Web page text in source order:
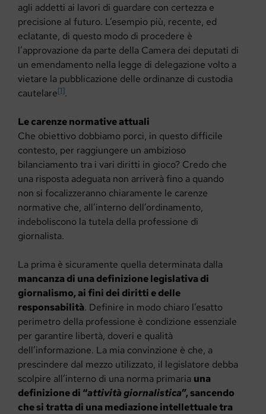
agli addetti ai lavori di guardare con certezza e
precisione al futuro. L’esempio più, recente, ed
eclatante, di questo modo di procedere è
l’approvazione da parte della Camera dei deputati di
un emendamento nella legge di delegazione volto a
vietare la pubblicazione delle ordinanze di custodia
cautelare[1].
Le carenze normative attuali
Che obiettivo dobbiamo porci, in questo difficile
contesto, per raggiungere un ambizioso
bilanciamento tra i vari diritti in gioco? Credo che
una risposta adeguata non arriverà fino a quando
non si focalizzeranno chiaramente le carenze
normative che, all’interno dell’ordinamento,
indeboliscono la tutela della professione di
giornalista.
La prima è sicuramente quella determinata dalla
mancanza di una definizione legislativa di
giornalismo, ai fini dei diritti e delle
responsabilità. Definire in modo chiaro l’esatto
perimetro della professione è condizione essenziale
per garantire libertà, doveri e qualità
dell’informazione. La mia convinzione è che, a
prescindere dal mezzo utilizzato, il legislatore debba
scolpire all’interno di una norma primaria una
definizione di “attività giornalistica”, sancendo
che si tratta di una mediazione intellettuale tra